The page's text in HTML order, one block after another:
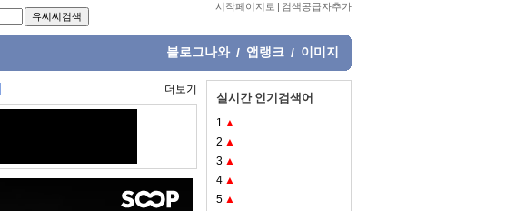
시작페이지로 | 검색공급자추가
블로그나와 / 앱랭크 / 이미지
더보기
실시간 인기검색어
1 ▲
2 ▲
3 ▲
4 ▲
5 ▲